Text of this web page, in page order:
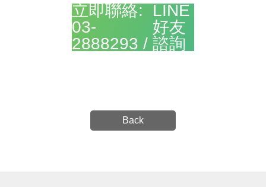
立即聯絡:
03-
2888293 /
LINE
好友
諮詢
Back